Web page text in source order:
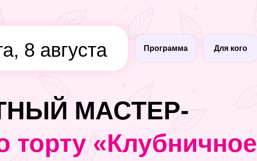
МАСТЕР-
торту «Клубничное
Программа
8 августа Для кого